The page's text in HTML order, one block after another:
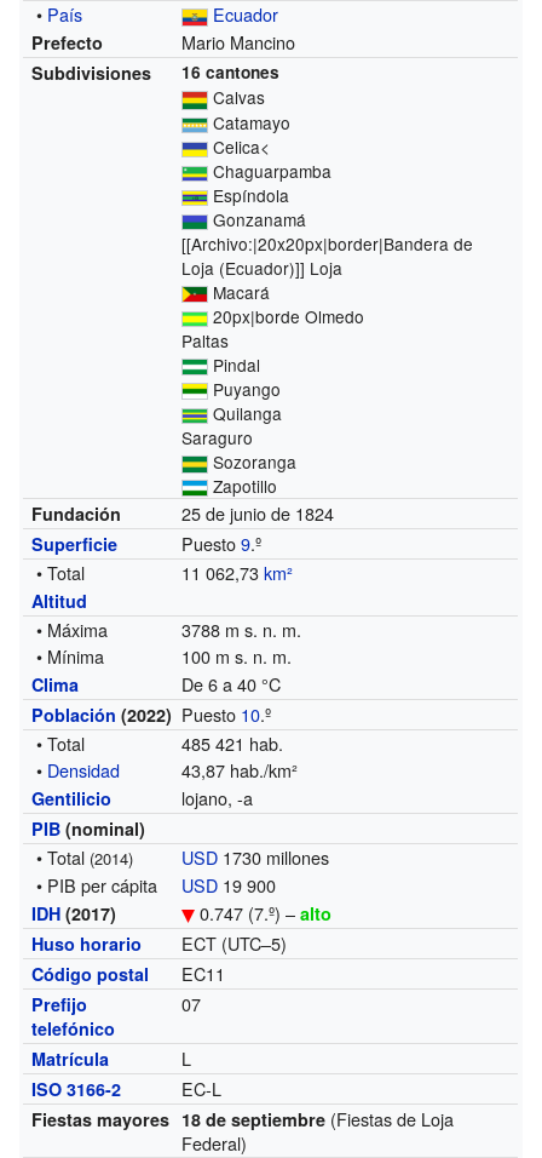
• País Ecuador
Prefecto Mario Mancino
Subdivisiones 16 cantones
Calvas
Catamayo
Celica<
Chaguarpamba
Espíndola
Gonzanamá
[[Archivo:|20x20px|border|Bandera de
Loja (Ecuador)]] Loja
Macará
20px|borde Olmedo
Paltas
Pindal
Puyango
Quilanga
Saraguro
Sozoranga
Zapotillo
Fundación
25 de junio de 1824
Superficie Puesto9.º
• Total
11 062,73km²
Altitud
• Máxima
3788 m s. n. m.
• Mínima
100 m s. n. m.
Clima De 6 a 40 °C
Población (2022) Puesto 10.º
• Total
485 421 hab.
• Densidad 43,87 hab./km²
Gentilicio lojano, -a
PIB (nominal)
• Total (2014) USD 1730 millones
• PIB per cápita
USD 19 900
IDH (2017) 0.747 (7.º) –alto
Huso horario
ECT (UTC–5)
Código postal EC11
Prefijo
telefónico
07
Matrícula L
ISO 3166-2 EC-L
Fiestas mayores 18 de septiembre (Fiestas de Loja
Federal)